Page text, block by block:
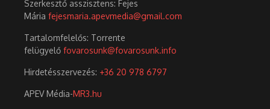
Szerkesztő asszisztens: Fejes
Mária fejesmaria.apevmedia@gmail.com
Tartalomfelelős: Torrente
felügyelő fovarosunk@fovarosunk.info
Hirdetésszervezés: +36 20 978 6797
APEV Média-MR3.hu